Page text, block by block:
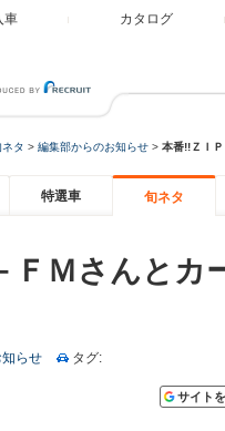
車 カタログ
ネタ > 編集部からのお知らせ > 本番!!ＺＩ
特選車 旬ネタ
ＦＭさんとカ
らせ タグ:
サイト